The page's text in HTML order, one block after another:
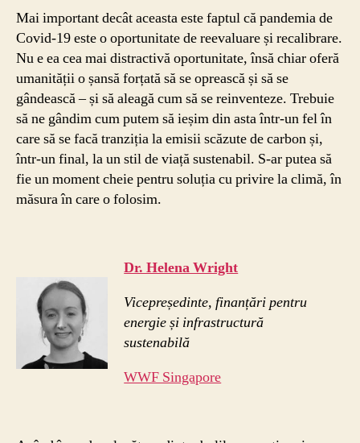
Mai important decât aceasta este faptul că pandemia de
Covid-19 este o oportunitate de reevaluare și recalibrare.
Nu e ea cea mai distractivă oportunitate, însă chiar oferă
umanității o șansă forțată să se oprească și să se
gândească – și să aleagă cum să se reinventeze. Trebuie
să ne gândim cum putem să ieșim din asta într-un fel în
care să se facă tranziția la emisii scăzute de carbon și,
într-un final, la un stil de viață sustenabil. S-ar putea să
fie un moment cheie pentru soluția cu privire la climă, în
măsura în care o folosim.
Dr. Helena Wright
Vicepreședinte, finanțări pentru
energie și infrastructură
sustenabilă
WWF Singapore